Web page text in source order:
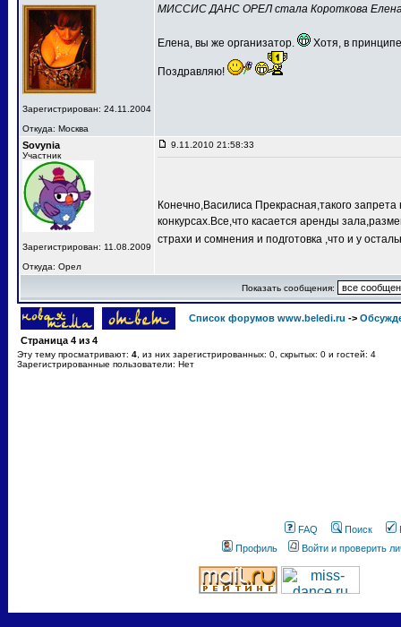
Зарегистрирован: 24.11.2004
Откуда: Москва
МИССИС ДАНС ОРЕЛ стала Короткова
Елена, вы же организатор. Хотя, в
Поздравляю!
Sovynia
Участник
Зарегистрирован: 11.08.2009
Откуда: Орел
9.11.2010 21:58:33
Конечно,Василиса Прекрасная,такого
конкурсах.Все,что касается аренды
страхи и сомнения и подготовка ,что и у
Показать сообщения:
Список форумов www.beledi.ru ->
Страница 4 из 4
Эту тему просматривают: 4 , из них зарегистрированных: 0, скрытых: 0 и гостей: 4
Зарегистрированные пользователи: Нет
FAQ Поиск
Профиль
Войти и проверить